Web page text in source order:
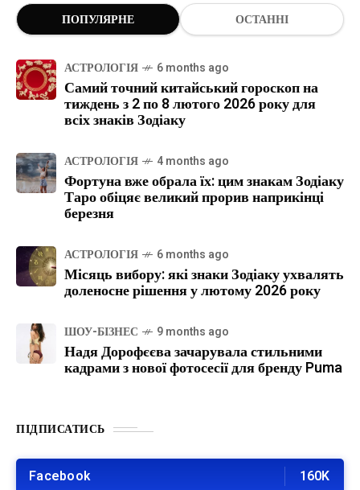
ПОПУЛЯРНЕ ОСТАННІ
АСТРОЛОГІЯ 6 months ago
Самий точний китайський гороскоп на
тиждень з 2 по 8 лютого 2026 року для
всіх знаків Зодіаку
АСТРОЛОГІЯ 4 months ago
Фортуна вже обрала їх: цим знакам Зодіаку
Таро обіцяє великий прорив наприкінці
березня
АСТРОЛОГІЯ 6 months ago
Місяць вибору: які знаки Зодіаку ухвалять
доленосне рішення у лютому 2026 року
ШОУ-БІЗНЕС 9 months ago
Надя Дорофєєва зачарувала стильними
кадрами з нової фотосесії для бренду Puma
ПІДПИСАТИСЬ
Facebook 160K